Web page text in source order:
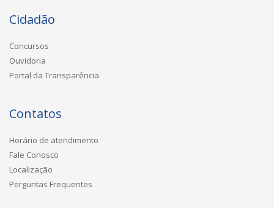
Cidadão
Concursos
Ouvidoria
Portal da Transparência
Contatos
Horário de atendimento
Fale Conosco
Localização
Perguntas Frequentes